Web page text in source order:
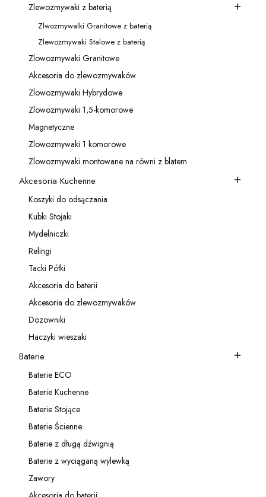
Kategoria - Zlewozmywaki z baterią
Zlewozmywaki z baterią
Kategoria - Zlwozmywalki Granitowe z baterią
Zlwozmywalki Granitowe z baterią
Kategoria - Zlewozmywaki Stalowe z baterią
Zlewozmywaki Stalowe z baterią
Kategoria - Zlowozmywaki Granitowe
Zlowozmywaki Granitowe
Kategoria - Akcesoria do zlewozmywaków
Akcesoria do zlewozmywaków
Kategoria - Zlowozmywaki Hybrydowe
Zlowozmywaki Hybrydowe
Kategoria - Zlowozmywaki 1,5-komorowe
Zlowozmywaki 1,5-komorowe
Kategoria - Magnetyczne
Magnetyczne
Kategoria - Zlowozmywaki 1 komorowe
Zlowozmywaki 1 komorowe
Kategoria - Zlowozmywaki montowane na równi z blatem
Zlowozmywaki montowane na równi z blatem
Kategoria - Akcesoria Kuchenne
Akcesoria Kuchenne
Kategoria - Koszyki do odsączania
Koszyki do odsączania
Kategoria - Kubki Stojaki
Kubki Stojaki
Kategoria - Mydelniczki
Mydelniczki
Kategoria - Relingi
Relingi
Kategoria - Tacki Półki
Tacki Półki
Kategoria - Akcesoria do baterii
Akcesoria do baterii
Kategoria - Akcesoria do zlewozmywaków
Akcesoria do zlewozmywaków
Kategoria - Dozowniki
Dozowniki
Kategoria - Haczyki wieszaki
Haczyki wieszaki
Kategoria - Baterie
Baterie
Kategoria - Baterie ECO
Baterie ECO
Kategoria - Baterie Kuchenne
Baterie Kuchenne
Kategoria - Baterie Stojące
Baterie Stojące
Kategoria - Baterie Ścienne
Baterie Ścienne
Kategoria - Baterie z długą dźwignią
Baterie z długą dźwignią
Kategoria - Baterie z wyciąganą wylewką
Baterie z wyciąganą wylewką
Kategoria - Zawory
Zawory